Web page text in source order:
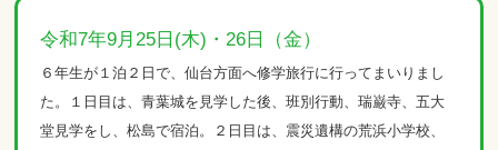
令和7年9月25日(木)・26日（金）
６年生が１泊２日で、仙台方面へ修学旅行に行ってまいりまし
た。１日目は、青葉城を見学した後、班別行動、瑞巌寺、五大
堂見学をし、松島で宿泊。２日目は、震災遺構の荒浜小学校、